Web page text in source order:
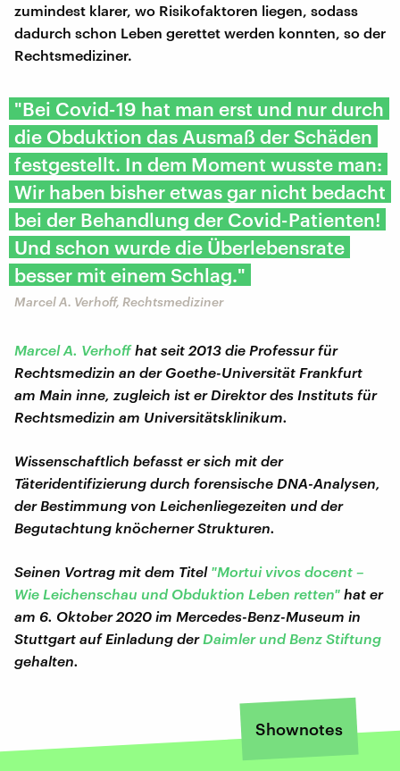
zumindest klarer, wo Risikofaktoren liegen, sodass
dadurch schon Leben gerettet werden konnten, so der
Rechtsmediziner.
"Bei Covid-19 hat man erst und nur durch
die Obduktion das Ausmaß der Schäden
festgestellt. In dem Moment wusste man:
Wir haben bisher etwas gar nicht bedacht
bei der Behandlung der Covid-Patienten!
Und schon wurde die Überlebensrate
besser mit einem Schlag."
Marcel A. Verhoff, Rechtsmediziner
Marcel A. Verhoffhat seit 2013 die Professur für
Rechtsmedizin an der Goethe-Universität Frankfurt
am Main inne, zugleich ist er Direktor des Instituts für
Rechtsmedizin am Universitätsklinikum.
Wissenschaftlich befasst er sich mit der
Täteridentifizierung durch forensische DNA-Analysen,
der Bestimmung von Leichenliegezeiten und der
Begutachtung knöcherner Strukturen.
Seinen Vortrag mit dem Titel "Mortui vivos docent –
Wie Leichenschau und Obduktion Leben retten" hat er
am 6. Oktober 2020 im Mercedes-Benz-Museum in
Stuttgart auf Einladung der Daimler und Benz Stiftung
gehalten.
Shownotes